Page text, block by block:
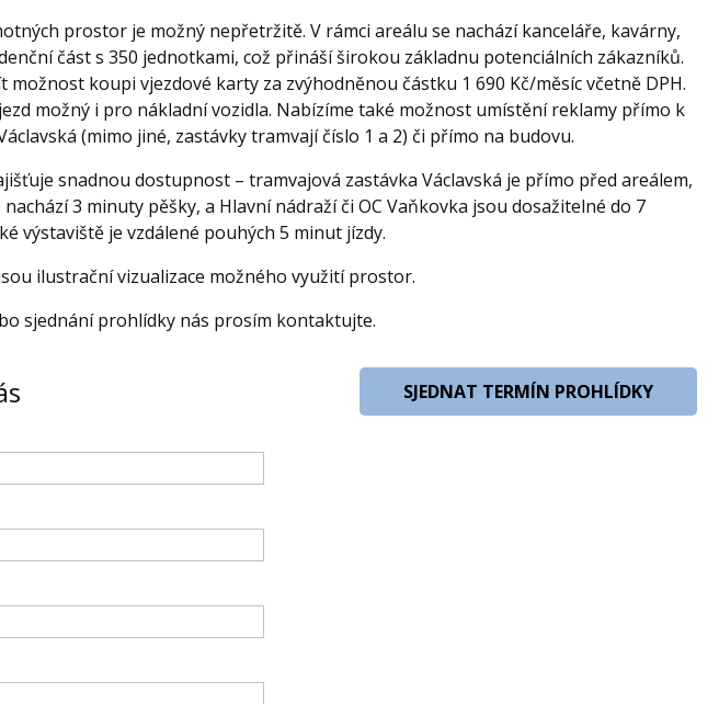
prostor je možný nepřetržitě. V rámci areálu se nachází kanceláře, kavárny,
část s 350 jednotkami, což přináší širokou základnu potenciálních zákazníků.
možnost koupi vjezdové karty za zvýhodněnou částku 1 690 Kč/měsíc včetně DPH.
možný i pro nákladní vozidla. Nabízíme také možnost umístění reklamy přímo k
(mimo jiné, zastávky tramvají číslo 1 a 2) či přímo na budovu.
snadnou dostupnost – tramvajová zastávka Václavská je přímo před areálem,
3 minuty pěšky, a Hlavní nádraží či OC Vaňkovka jsou dosažitelné do 7
výstaviště je vzdálené pouhých 5 minut jízdy.
ilustrační vizualizace možného využití prostor.
sjednání prohlídky nás prosím kontaktujte.
SJEDNAT TERMÍN PROHLÍDKY